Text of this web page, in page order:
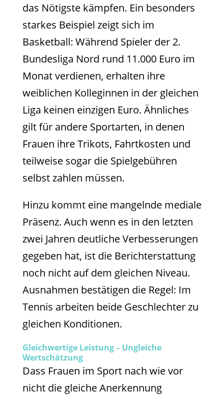
das Nötigste kämpfen. Ein besonders
starkes Beispiel zeigt sich im
Basketball: Während Spieler der 2.
Bundesliga Nord rund 11.000 Euro im
Monat verdienen, erhalten ihre
weiblichen Kolleginnen in der gleichen
Liga keinen einzigen Euro. Ähnliches
gilt für andere Sportarten, in denen
Frauen ihre Trikots, Fahrtkosten und
teilweise sogar die Spielgebühren
selbst zahlen müssen.
Hinzu kommt eine mangelnde mediale
Präsenz. Auch wenn es in den letzten
zwei Jahren deutliche Verbesserungen
gegeben hat, ist die Berichterstattung
noch nicht auf dem gleichen Niveau.
Ausnahmen bestätigen die Regel: Im
Tennis arbeiten beide Geschlechter zu
gleichen Konditionen.
Gleichwertige Leistung – Ungleiche
Wertschätzung
Dass Frauen im Sport nach wie vor
nicht die gleiche Anerkennung